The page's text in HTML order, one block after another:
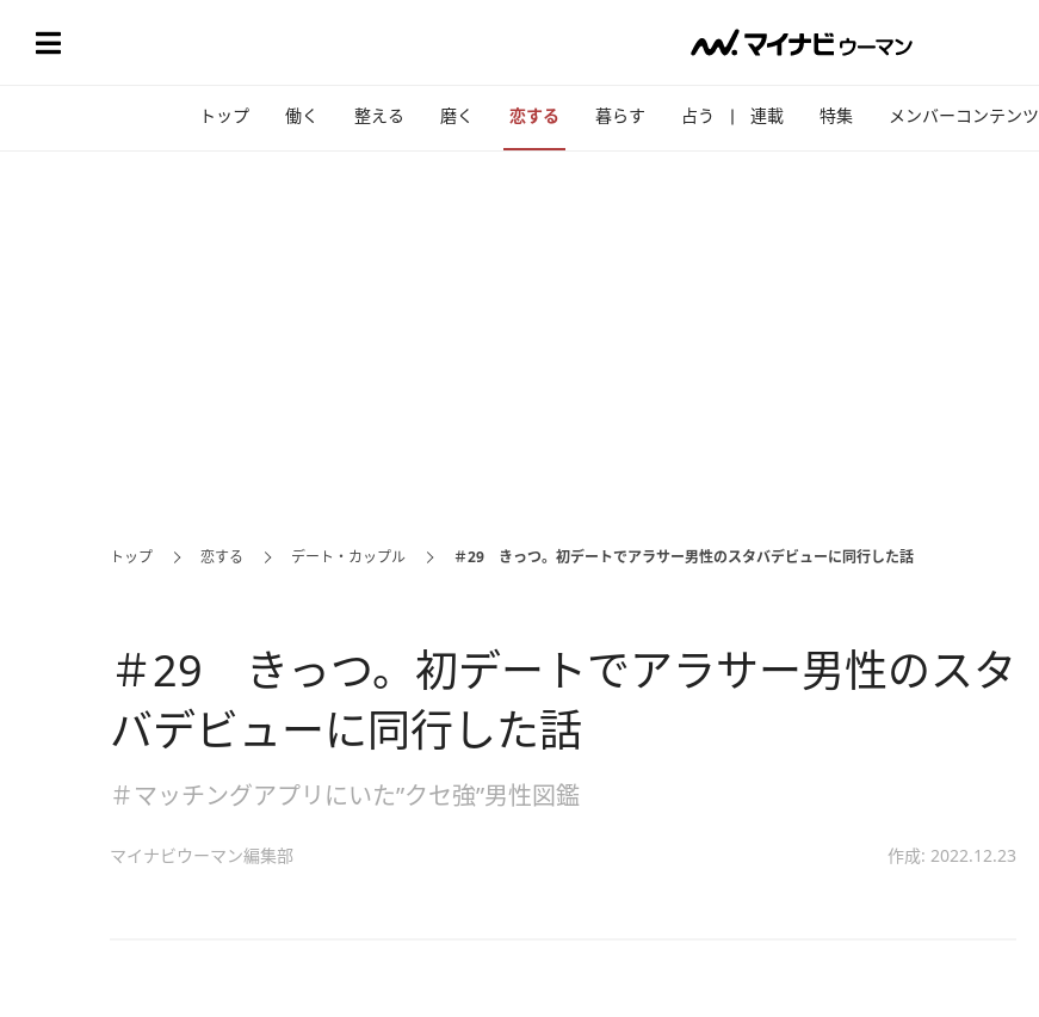
トップ 働く 整える 磨く 恋する 暮らす 占う 連載 特集 メンバーコンテンツ
トップ 恋する デート・カップル ＃29 きっつ。初デートでアラサー男性のスタバデビューに同行した話
＃29 きっつ。初デートでアラサー男性のスタ
バデビューに同行した話
＃マッチングアプリにいた”クセ強”男性図鑑
マイナビウーマン編集部 作成: 2022.12.23